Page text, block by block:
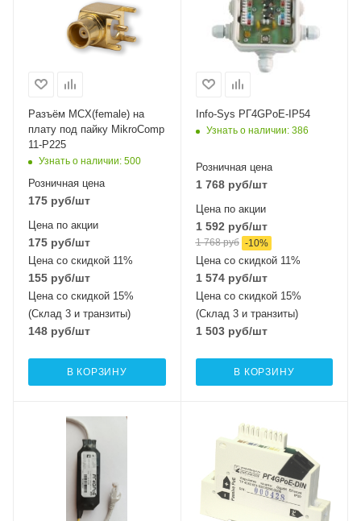
Разъём MCX(female) на
плату под пайку MikroComp
11-P225
Узнать о наличии: 500
Розничная цена
175 руб/шт
Цена по акции
175 руб/шт
Цена со скидкой 11%
155 руб/шт
Цена со скидкой 15%
(Склад 3 и транзиты)
148 руб/шт
В КОРЗИНУ
Info-Sys РГ4GPoE-IP54
Узнать о наличии: 386
Розничная цена
1 768руб/шт
Цена по акции
1 592 руб/шт
1 768руб -10%
Цена со скидкой 11%
1 574руб/шт
Цена со скидкой 15%
(Склад 3 и транзиты)
1 503руб/шт
В КОРЗИНУ